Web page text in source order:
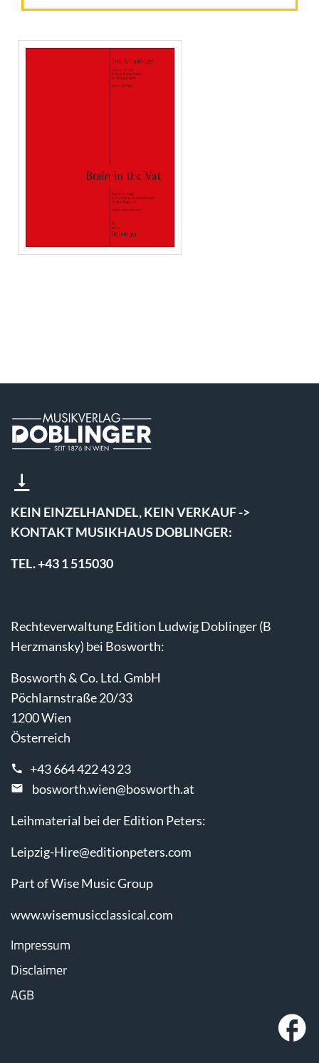
KEIN EINZELHANDEL, KEIN VERKAUF ->
KONTAKT MUSIKHAUS DOBLINGER:
TEL. +43 1 515030
Rechteverwaltung Edition Ludwig Doblinger (B
Herzmansky) bei Bosworth:
Bosworth & Co. Ltd. GmbH
Pöchlarnstraße 20/33
1200 Wien
Österreich
+43 664 422 43 23
bosworth.wien@bosworth.at
Leihmaterial bei der Edition Peters:
Leipzig-Hire@editionpeters.com
Part of Wise Music Group
www.wisemusicclassical.com
Impressum
Disclaimer
AGB